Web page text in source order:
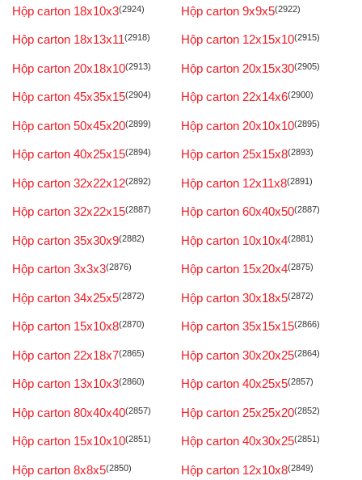
Hộp carton 18x10x3(2924) Hộp carton 9x9x5(2922)
Hộp carton 18x13x11(2918) Hộp carton 12x15x10(2915)
Hộp carton 20x18x10(2913) Hộp carton 20x15x30(2905)
Hộp carton 45x35x15(2904) Hộp carton 22x14x6(2900)
Hộp carton 50x45x20(2899) Hộp carton 20x10x10(2895)
Hộp carton 40x25x15(2894) Hộp carton 25x15x8(2893)
Hộp carton 32x22x12(2892) Hộp carton 12x11x8(2891)
Hộp carton 32x22x15(2887) Hộp carton 60x40x50(2887)
Hộp carton 35x30x9(2882) Hộp carton 10x10x4(2881)
Hộp carton 3x3x3(2876) Hộp carton 15x20x4(2875)
Hộp carton 34x25x5(2872) Hộp carton 30x18x5(2872)
Hộp carton 15x10x8(2870) Hộp carton 35x15x15(2866)
Hộp carton 22x18x7(2865) Hộp carton 30x20x25(2864)
Hộp carton 13x10x3(2860) Hộp carton 40x25x5(2857)
Hộp carton 80x40x40(2857) Hộp carton 25x25x20(2852)
Hộp carton 15x10x10(2851) Hộp carton 40x30x25(2851)
Hộp carton 8x8x5(2850) Hộp carton 12x10x8(2849)